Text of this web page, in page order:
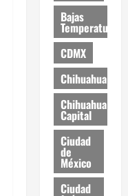
Bajas
Temperaturas
CDMX
Chihuahua
Chihuahua
Capital
Ciudad
de
México
Ciudad